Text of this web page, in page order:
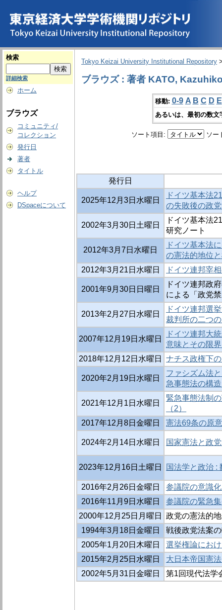
検索
詳細検索
ホーム
ブラウズ
コミュニティ/
コレクション
発行日
著者
タイトル
ヘルプ
DSpaceについて
Tokyo Keizai University Institutional Repository
ブラウズ : 著者 KATO,
移動: 0-9 A B C D E
あるいは、最初の数
ソート項目: ソー
発行日
2025年12月3日水曜日
ドイツ基本法
の失敗後の政
2002年3月30日土曜日
ドイツ基本法
研究ノート
2012年3月7日水曜日
ドイツ基本法
の憲法的地位
2012年3月21日水曜日
ドイツ連邦宰
2001年9月30日日曜日
ドイツ連邦政
による「政党
2013年2月27日水曜日
ドイツ連邦選
裁判所の二つ
2007年12月19日水曜日
ドイツ連邦大
意味とその限
2018年12月12日水曜日
ナチス政権下
2020年2月19日水曜日
ファシズム法
急事態法の構
2021年12月1日水曜日
緊急事態法制
（2）
2017年12月8日金曜日
憲法69条の原
2024年2月14日水曜日 国家憲法と政
2023年12月16日土曜日 国法学と政治 :
2016年2月26日金曜日
参議院の意識
2016年11月9日水曜日
参議院の緊急
2000年12月25日月曜日
政党の憲法的
1994年3月18日金曜日
戦後政党法案
2005年1月20日木曜日
選挙権論にお
2015年2月25日水曜日
大日本帝国憲
2002年5月31日金曜日
第1回現代法学